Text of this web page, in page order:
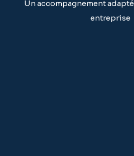
Un accompagnement
entreprise